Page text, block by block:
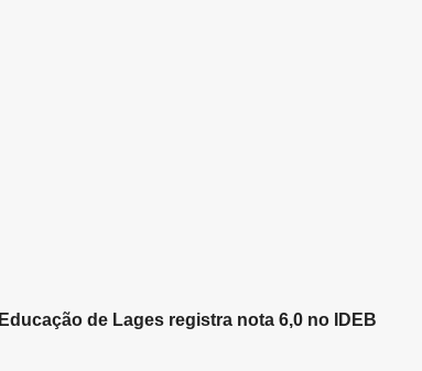
Educação de Lages registra nota 6,0 no IDEB